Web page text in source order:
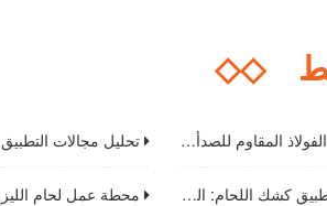
◇◇
تحليل مجالات التطبيق من المبدأ إلى التشغيل العملي
محطة عمل لحام الليزر الآلية لتحسين سلامة اللحام وكفاءته